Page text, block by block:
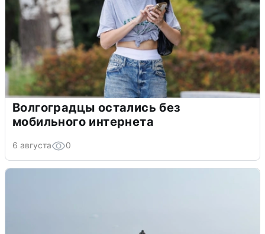
Волгоградцы остались без
мобильного интернета
6 августа 0